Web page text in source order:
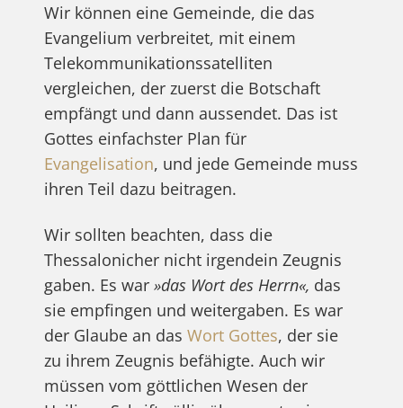
Wir können eine Gemeinde, die das
Evangelium verbreitet, mit einem
Telekommunikationssatelliten
vergleichen, der zuerst die Botschaft
empfängt und dann aussendet. Das ist
Gottes einfachster Plan für
Evangelisation, und jede Gemeinde muss
ihren Teil dazu beitragen.
Wir sollten beachten, dass die
Thessalonicher nicht irgendein Zeugnis
gaben. Es war »das Wort des Herrn«, das
sie empfingen und weitergaben. Es war
der Glaube an das Wort Gottes, der sie
zu ihrem Zeugnis befähigte. Auch wir
müssen vom göttlichen Wesen der